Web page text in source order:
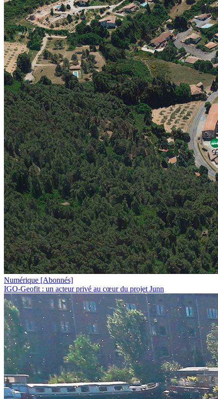
Numérique [Abonnés]
IGO-Geofit : un acteur privé au cœur du projet Junn